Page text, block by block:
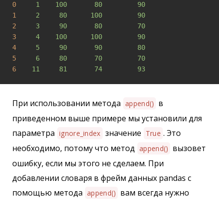
0
1    100       80         90
1
2     80      100         90
2
3     90       80         70
3
4    100      100         90
4
5     90       90         80
5
6     80       70         70
6
11     81       74         93
При использовании метода append() в
приведенном выше примере мы установили для
параметра ignore_index значение True . Это
необходимо, потому что метод append() вызовет
ошибку, если мы этого не сделаем. При
добавлении словаря в фрейм данных pandas с
помощью метода append() вам всегда нужно